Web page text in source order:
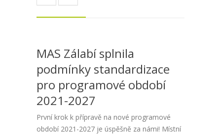
MAS Zálabí splnila
podmínky standardizace
pro programové období
2021-2027
První krok k přípravě na nové programové
období 2021-2027 je úspěšně za námi! Místní